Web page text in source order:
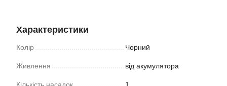
Характеристики
Колір Чорний
Живлення від акумулятора